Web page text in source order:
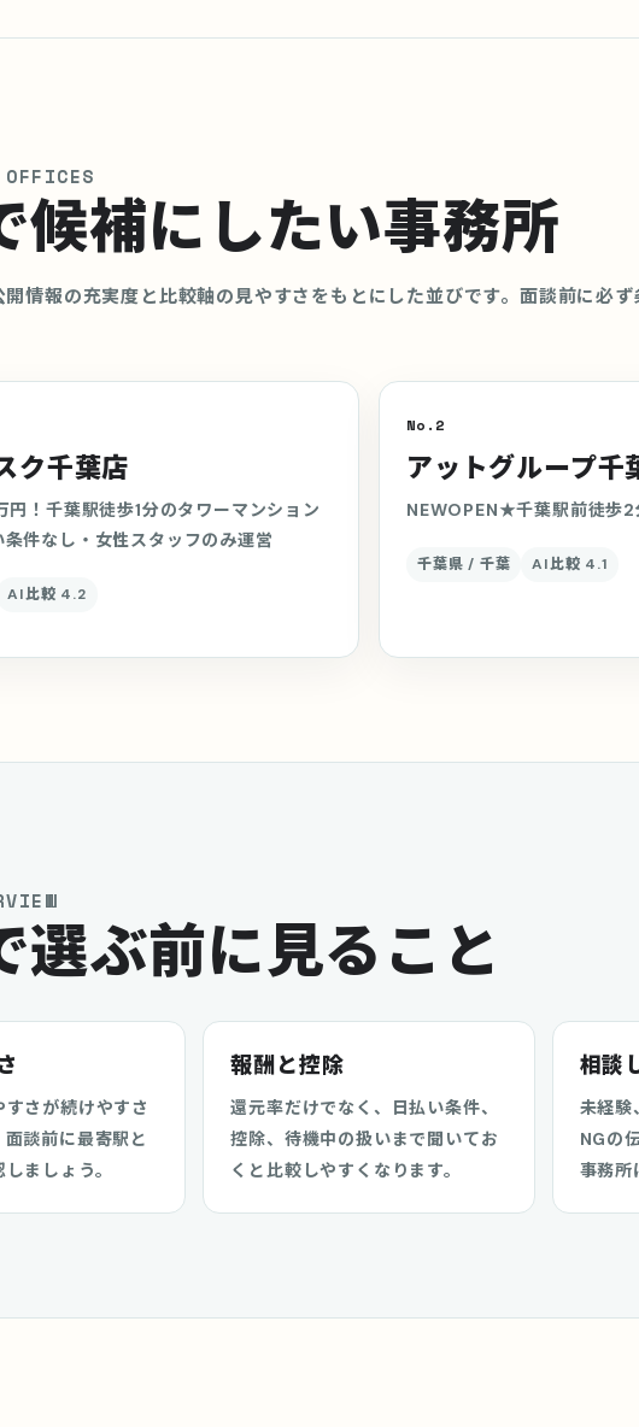
OFFICES
候補にしたい事務所
情報の充実度と比較軸の見やすさをもとにした並びです。面談前に必
ク千葉店
円！千葉駅徒歩1分のタワーマンション
件なし・女性スタッフのみ運営
AI比較 4.2
No.2
アットグループ千
NEWOPEN★千葉駅前徒歩2
千葉県 / 千葉 AI比較 4.1
選ぶ前に見ること
さが続けやすさ
談前に最寄駅と
ましょう。
報酬と控除
還元率だけでなく、日払い条件、
控除、待機中の扱いまで聞いてお
くと比較しやすくなります。
相談
未経験
NGの
事務所